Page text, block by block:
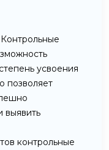
Контрольные
усвоения
позволяет
выявить
контрольные